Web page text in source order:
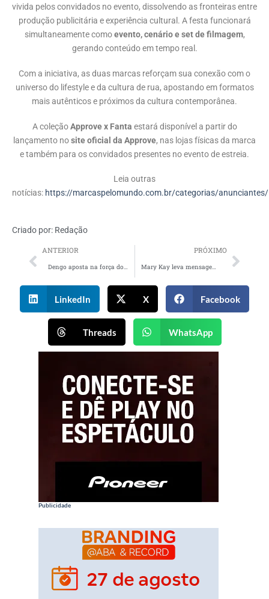
vivida pelos convidados no evento, dissolvendo as fronteiras entre
produção publicitária e experiência cultural. A festa funcionará
simultaneamente comoevento, cenário e set de filmagem,
gerando conteúdo em tempo real.
Com a iniciativa, as duas marcas reforçam sua conexão com o
universo do lifestyle e da cultura de rua, apostando em formatos
mais autênticos e próximos da cultura contemporânea.
A coleçãoApprove x Fanta estará disponível a partir do
lançamento nosite oficial da Approve, nas lojas físicas da marca
e também para os convidados presentes no evento de estreia.
Leia outras
notícias: https://marcaspelomundo.com.br/categorias/anunciantes/
Criado por: Redação
ANTERIOR
Dengo aposta na força dos encontros e na arte indígena para a Páscoa 2026
PRÓXIMO
Mary Kay leva mensagem de autoestima e independência feminina ao vagão exclusivo do MetrôRio
LinkedIn X Facebook
Threads WhatsApp
Publicidade